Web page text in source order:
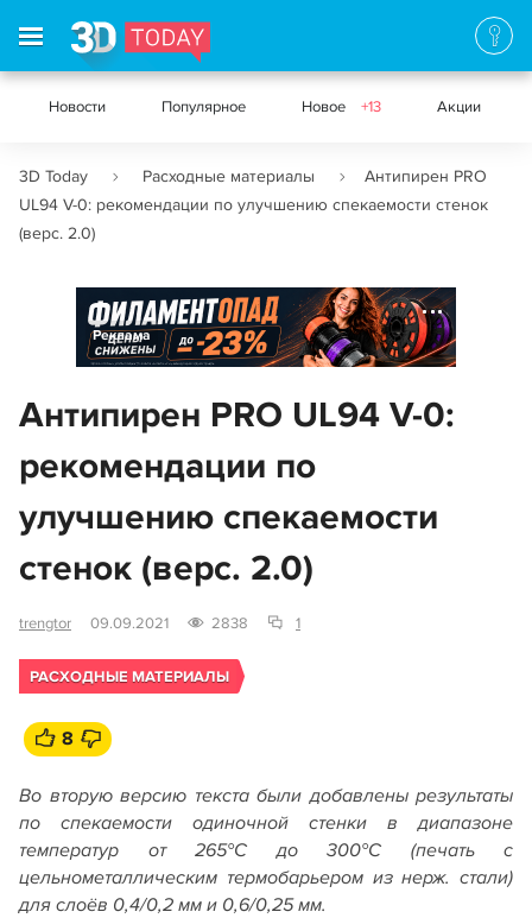
Новости Популярное Новое +13 Акции
3D Today Расходные материалы
Антипирен PRO
UL94 V-0: рекомендации по улучшению спекаемости стенок
(верс. 2.0)
Реклама
Антипирен PRO UL94 V-0:
рекомендации по
улучшению спекаемости
стенок (верс. 2.0)
trengtor 09.09.2021 2838 1
РАСХОДНЫЕ МАТЕРИАЛЫ
8
Во вторую версию текста были добавлены результаты
по спекаемости одиночной стенки в диапазоне
температур от 265°C до 300°C (печать с
цельнометаллическим термобарьером из нерж. стали)
для слоёв 0,4/0,2 мм и 0,6/0,25 мм.